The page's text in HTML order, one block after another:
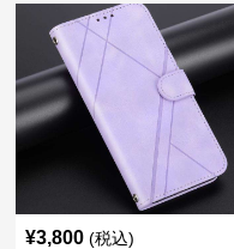
¥3,800 (税込)